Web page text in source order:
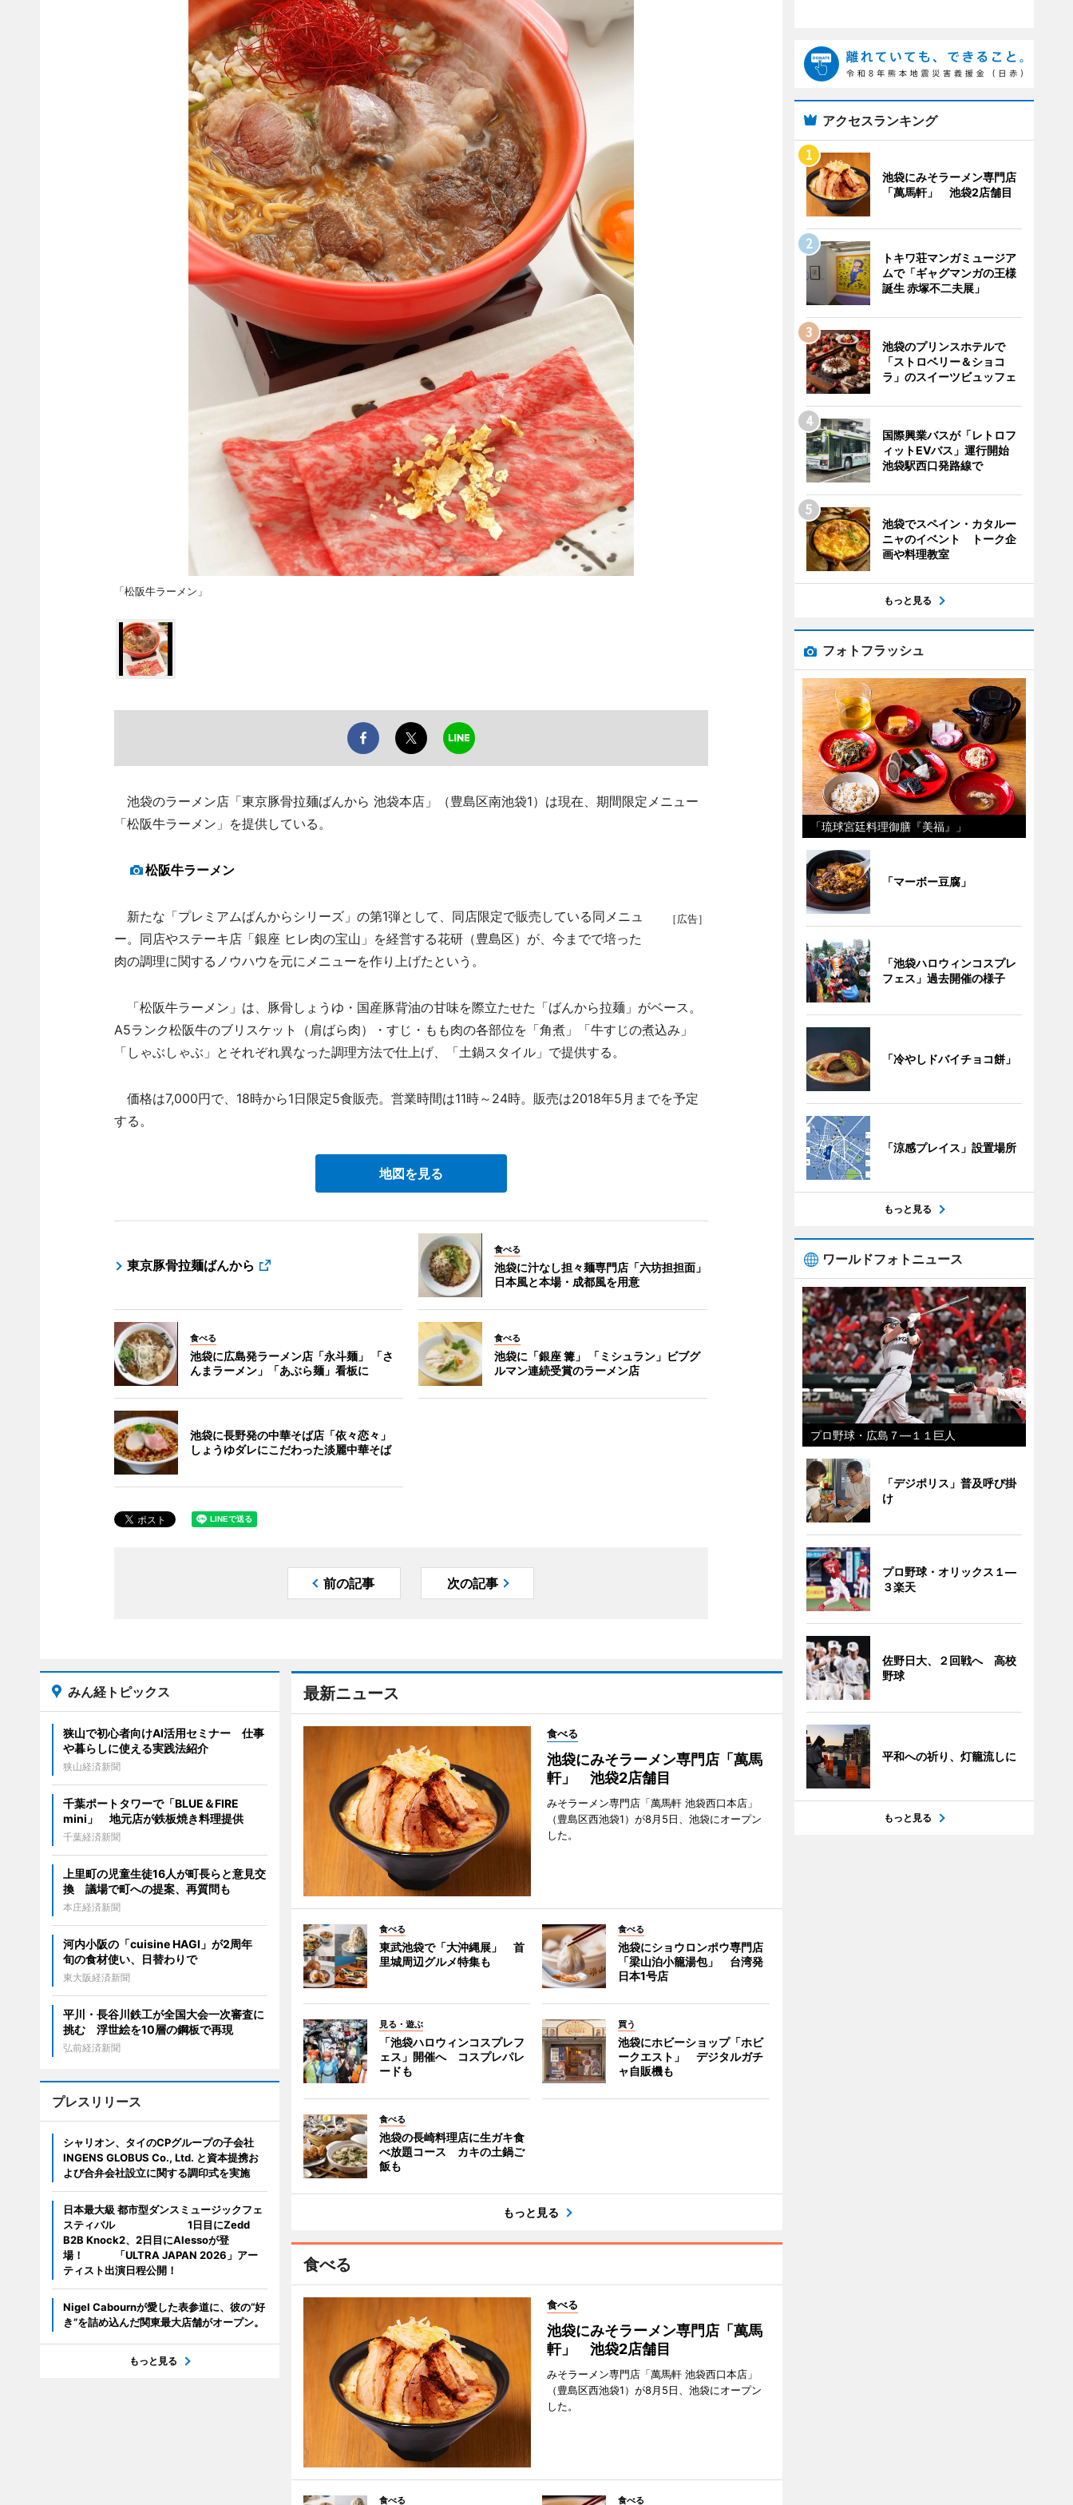
「松阪牛ラーメン」
池袋のラーメン店「東京豚骨拉麺ばんから 池袋本店」（豊島区南池袋1）は現在、期間限定メニュー
「松阪牛ラーメン」を提供している。
松阪牛ラーメン
［広告］
新たな「プレミアムばんからシリーズ」の第1弾として、同店限定で販売している同メニュ
ー。同店やステーキ店「銀座 ヒレ肉の宝山」を経営する花研（豊島区）が、今までで培った
肉の調理に関するノウハウを元にメニューを作り上げたという。
「松阪牛ラーメン」は、豚骨しょうゆ・国産豚背油の甘味を際立たせた「ばんから拉麺」がベース。
A5ランク松阪牛のブリスケット（肩ばら肉）・すじ・もも肉の各部位を「角煮」「牛すじの煮込み」
「しゃぶしゃぶ」とそれぞれ異なった調理方法で仕上げ、「土鍋スタイル」で提供する。
価格は7,000円で、18時から1日限定5食販売。営業時間は11時～24時。販売は2018年5月までを予定
する。
地図を見る
東京豚骨拉麺ばんから
食べる
池袋に汁なし担々麺専門店「六坊担担面」
日本風と本場・成都風を用意
食べる
池袋に広島発ラーメン店「永斗麺」 「さ
んまラーメン」「あぶら麺」看板に
食べる
池袋に「銀座 篝」 「ミシュラン」ビブグ
ルマン連続受賞のラーメン店
池袋に長野発の中華そば店「依々恋々」
しょうゆダレにこだわった淡麗中華そば
前の記事 次の記事
最新ニュース
食べる
池袋にみそラーメン専門店「萬馬
軒」 池袋2店舗目
みそラーメン専門店「萬馬軒 池袋西口本店」
（豊島区西池袋1）が8月5日、池袋にオープン
した。
食べる
東武池袋で「大沖縄展」 首
里城周辺グルメ特集も
食べる
池袋にショウロンポウ専門店
「梁山泊小籠湯包」 台湾発
日本1号店
見る・遊ぶ
「池袋ハロウィンコスプレフ
ェス」開催へ コスプレパレ
ードも
買う
池袋にホビーショップ「ホビ
ークエスト」 デジタルガチ
ャ自販機も
食べる
池袋の長崎料理店に生ガキ食
べ放題コース カキの土鍋ご
飯も
もっと見る
食べる
食べる
池袋にみそラーメン専門店「萬馬
軒」 池袋2店舗目
みそラーメン専門店「萬馬軒 池袋西口本店」
（豊島区西池袋1）が8月5日、池袋にオープン
した。
食べる 食べる
みん経トピックス
狭山で初心者向けAI活用セミナー 仕事
や暮らしに使える実践法紹介
狭山経済新聞
千葉ポートタワーで「BLUE＆FIRE
mini」 地元店が鉄板焼き料理提供
千葉経済新聞
上里町の児童生徒16人が町長らと意見交
換 議場で町への提案、再質問も
本庄経済新聞
河内小阪の「cuisine HAGI」が2周年
旬の食材使い、日替わりで
東大阪経済新聞
平川・長谷川鉄工が全国大会一次審査に
挑む 浮世絵を10層の鋼板で再現
弘前経済新聞
プレスリリース
シャリオン、タイのCPグループの子会社
INGENS GLOBUS Co., Ltd. と資本提携お
よび合弁会社設立に関する調印式を実施
日本最大級 都市型ダンスミュージックフェ
スティバル 1日目にZedd
B2B Knock2、2日目にAlessoが登
場！ 「ULTRA JAPAN 2026」アー
ティスト出演日程公開！
Nigel Cabournが愛した表参道に、彼の“好
き”を詰め込んだ関東最大店舗がオープン。
もっと見る
アクセスランキング
池袋にみそラーメン専門店
「萬馬軒」 池袋2店舗目
トキワ荘マンガミュージア
ムで「ギャグマンガの王様
誕生 赤塚不二夫展」
池袋のプリンスホテルで
「ストロベリー＆ショコ
ラ」のスイーツビュッフェ
国際興業バスが「レトロフ
ィットEVバス」運行開始
池袋駅西口発路線で
池袋でスペイン・カタルー
ニャのイベント トーク企
画や料理教室
もっと見る
フォトフラッシュ
「琉球宮廷料理御膳『美福』」
「マーボー豆腐」
「池袋ハロウィンコスプレ
フェス」過去開催の様子
「冷やしドバイチョコ餅」
「涼感プレイス」設置場所
もっと見る
ワールドフォトニュース
プロ野球・広島７―１１巨人
「デジポリス」普及呼び掛
け
プロ野球・オリックス１―
３楽天
佐野日大、２回戦へ 高校
野球
平和への祈り、灯籠流しに
もっと見る